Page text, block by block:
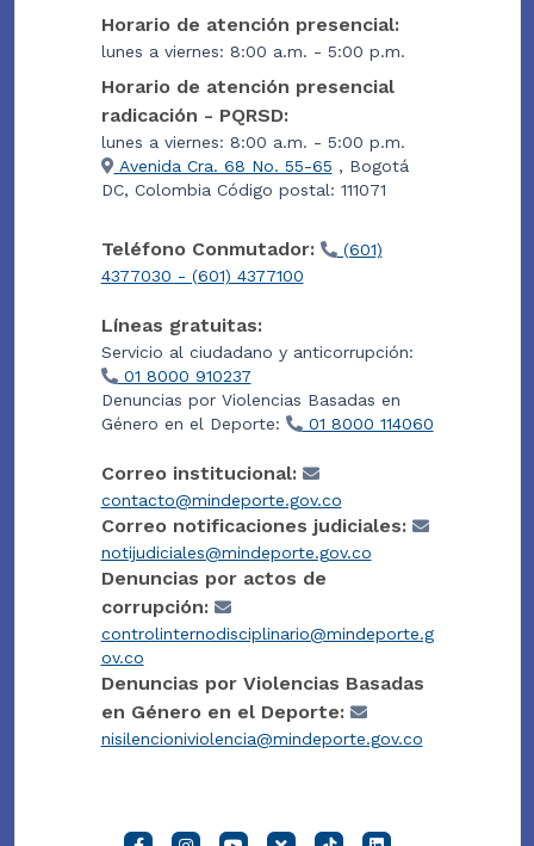
Horario de atención presencial:
lunes a viernes: 8:00 a.m. - 5:00 p.m.
Horario de atención presencial
radicación - PQRSD:
lunes a viernes: 8:00 a.m. - 5:00 p.m.
Avenida Cra. 68 No. 55-65 , Bogotá
DC, Colombia Código postal: 111071
Teléfono Conmutador:
(601)
4377030 - (601) 4377100
Líneas gratuitas:
Servicio al ciudadano y anticorrupción:
01 8000 910237
Denuncias por Violencias Basadas en
Género en el Deporte:
01 8000 114060
Correo institucional:
contacto@mindeporte.gov.co
Correo notificaciones judiciales:
notijudiciales@mindeporte.gov.co
Denuncias por actos de
corrupción:
controlinternodisciplinario@mindeporte.g
ov.co
Denuncias por Violencias Basadas
en Género en el Deporte:
nisilencioniviolencia@mindeporte.gov.co